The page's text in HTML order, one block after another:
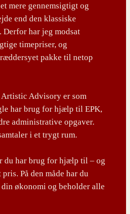
mere gennemsigtigt og
end den klassiske
Derfor har jeg modsat
timepriser, og
pakke til netop
Artistic Advisory er som
har brug for hjælp til EPK,
administrative opgaver.
i et trygt rum.
du har brug for hjælp til – og
På den måde har du
økonomi og beholder alle